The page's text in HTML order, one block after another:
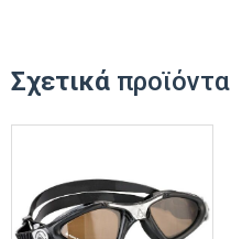
Σχετικά προϊόντα